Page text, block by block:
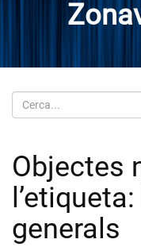
Cerca
Objectes
generals